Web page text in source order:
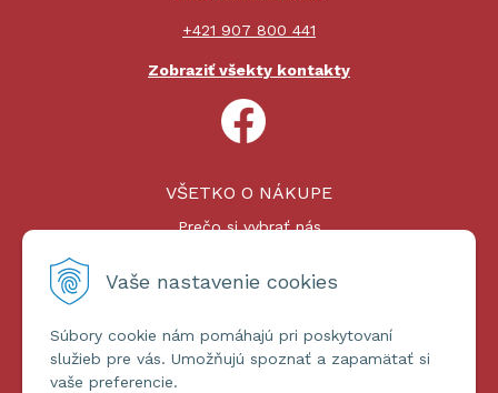
Vaše nastavenie cookies
Súbory cookie nám pomáhajú pri poskytovaní
služieb pre vás. Umožňujú spoznať a zapamätať si
vaše preferencie.
+421 907 800 441
Zobraziť všekty kontakty
VŠETKO O NÁKUPE
Prečo si vybrať nás
Platby a doprava
ĎALŠIE INFORMÁCIE